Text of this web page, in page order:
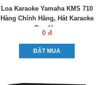
Loa Karaoke Yamaha KMS 710
Hàng Chính Hãng, Hát Karaoke
Cực Hay
0 đ
ĐẶT MUA